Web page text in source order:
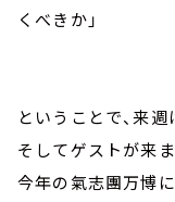
くべきか」
ということで、来週
そしてゲストが来ま
今年の氣志團万博